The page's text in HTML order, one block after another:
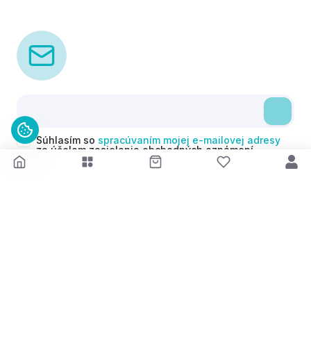
Súhlasím so spracúvaním mojej e-mailovej adresy
za účelom zasielania obchodných oznámení
(newsletterov) v súlade s čl. 6 ods. 1 písm. a)
Nariadenia GDPR. Svoj súhlas môžem kedykoľvek